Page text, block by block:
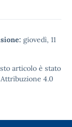
giovedì, 11
articolo è stato
4.0